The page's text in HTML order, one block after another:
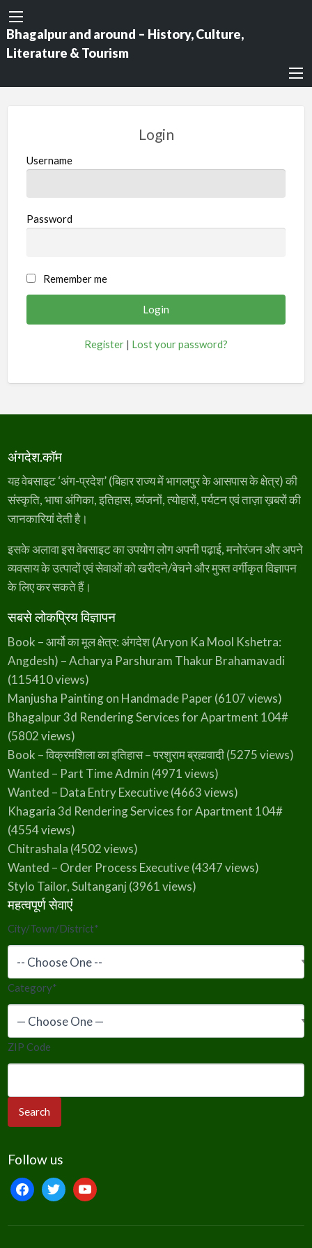
Bhagalpur and around – History, Culture,
Literature & Tourism
Login
Username
Password
Remember me
Register | Lost your password?
अंगदेश.कॉम
यह वेबसाइट ‘अंग-प्रदेश’ (बिहार राज्य में भागलपुर के आसपास के क्षेत्र) की
संस्कृति, भाषा अंगिका, इतिहास, व्यंजनों, त्योहारों, पर्यटन एवं ताज़ा ख़बरों की
जानकारियां देती है।
इसके अलावा इस वेबसाइट का उपयोग लोग अपनी पढ़ाई, मनोरंजन और अपने
व्यवसाय के उत्पादों एवं सेवाओं को खरीदने/बेचने और मुफ्त वर्गीकृत विज्ञापन
के लिए कर सकते हैं।
सबसे लोकप्रिय विज्ञापन
Book – आर्यो का मूल क्षेत्र: अंगदेश (Aryon Ka Mool Kshetra:
Angdesh) – Acharya Parshuram Thakur Brahamavadi
(115410 views)
Manjusha Painting on Handmade Paper(6107 views)
Bhagalpur 3d Rendering Services for Apartment 104#
(5802 views)
Book – विक्रमशिला का इतिहास – परशुराम ब्रह्मवादी(5275 views)
Wanted – Part Time Admin (4971 views)
Wanted – Data Entry Executive(4663 views)
Khagaria 3d Rendering Services for Apartment 104#
(4554 views)
Chitrashala (4502 views)
Wanted – Order Process Executive(4347 views)
Stylo Tailor, Sultanganj (3961 views)
महत्वपूर्ण सेवाएं
City/Town/District*
Category*
ZIP Code
Follow us
facebooktwitteryoutube